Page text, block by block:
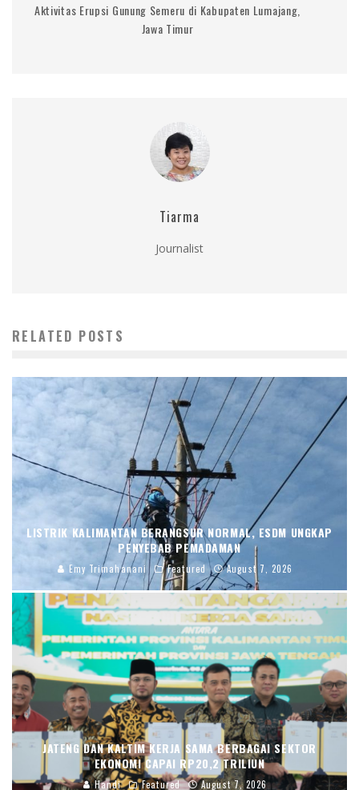
Aktivitas Erupsi Gunung Semeru di Kabupaten Lumajang,
Jawa Timur
Tiarma
Journalist
RELATED POSTS
LISTRIK KALIMANTAN BERANGSUR NORMAL, ESDM UNGKAP
PENYEBAB PEMADAMAN
Emy Trimahanani Featured August 7, 2026
JATENG DAN KALTIM KERJA SAMA BERBAGAI SEKTOR
EKONOMI CAPAI RP20,2 TRILIUN
Handi Featured August 7, 2026